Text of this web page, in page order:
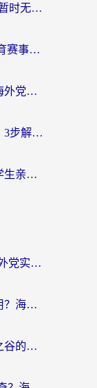
海外听喜马拉雅总提示“所属地区暂时无版权”？这个限制解除方法亲测有效！
在韩国怎么看CCTV5？海外党体育赛事+中文解说观看终极指南
咪咕音乐国外听不好怎么回事？海外党听歌自由的终极解决方案来了
海外听喜马拉雅总提示版权限制？3步解决+2个音乐平台问题全攻略
在国外如何看国内直播节目？留学生亲测有效的追剧加速指南
哪款加速器玩逆水寒OL最好？海外党实测后的终极选择指南
在国外什么加速器玩食之契约好用？海外党亲测有效的国服游戏加速指南
海外龙之谷玩家必看：最适合龙之谷的加速器，解决延迟卡顿还能畅玩幻书启示录和梦幻西游？